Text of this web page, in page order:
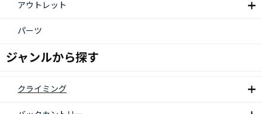
アウトレット
パーツ
ジャンルから探す
クライミング